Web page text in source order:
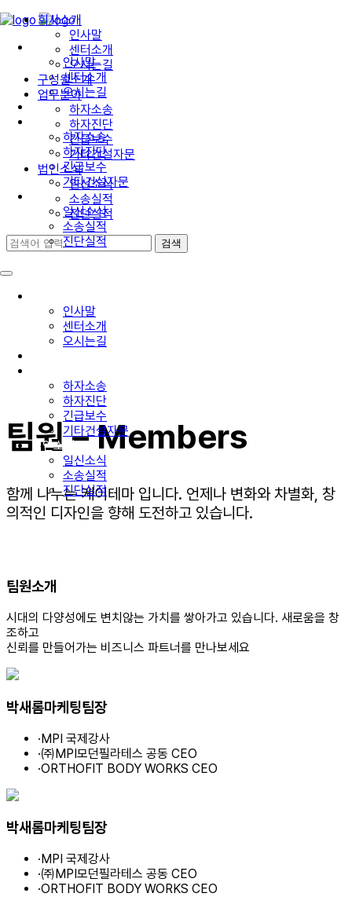
회사소개
인사말
센터소개
오시는길
구성원소개
업무분야
하자소송
하자진단
긴급보수
기타건설자문
법인소식
일신소식
소송실적
진단실적
인사말
센터소개
오시는길
하자소송
하자진단
긴급보수
기타건설자문
법인소식
일신소식
소송실적
진단실적
회사소개
인사말
센터소개
오시는길
구성원소개
업무분야
하자소송
하자진단
긴급보수
기타건설자문
법인소식
일신소식
소송실적
진단실적
팀원 – Members
함께 나누는 케이테마 입니다. 언제나 변화와 차별화, 창
의적인 디자인을 향해 도전하고 있습니다.
팀원소개
시대의 다양성에도 변치않는 가치를 쌓아가고 있습니다. 새로움을 창
조하고
신뢰를 만들어가는 비즈니스 파트너를 만나보세요
박새롬마케팅팀장
·MPI 국제강사
·㈜MPI모던필라테스 공동 CEO
·ORTHOFIT BODY WORKS CEO
박새롬마케팅팀장
·MPI 국제강사
·㈜MPI모던필라테스 공동 CEO
·ORTHOFIT BODY WORKS CEO